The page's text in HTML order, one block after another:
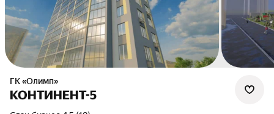
ГК «Олимп»
КОНТИНЕНТ-5